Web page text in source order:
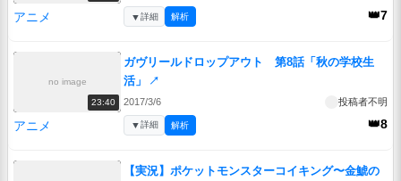
アニメ 👑7
▼詳細 解析
no image
23:40
ガヴリールドロップアウト 第8話「秋の学校生
活」
↗
2017/3/6 投稿者不明
アニメ 👑8
▼詳細 解析
【実況】ポケットモンスターコイキング〜金鯱の